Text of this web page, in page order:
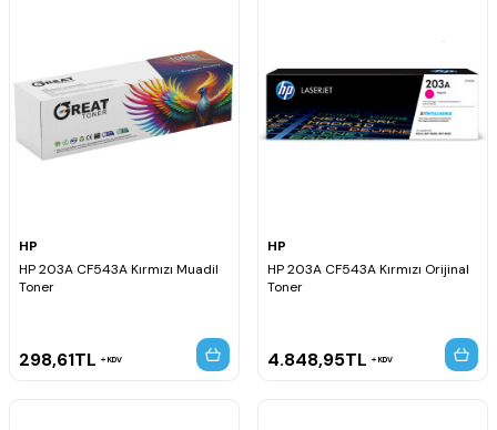
HP
HP 203A CF543A Kırmızı Muadil
Toner
298,61TL KDV
HP
HP 203A CF543A Kırmızı Orijinal
Toner
4.848,95TL KDV